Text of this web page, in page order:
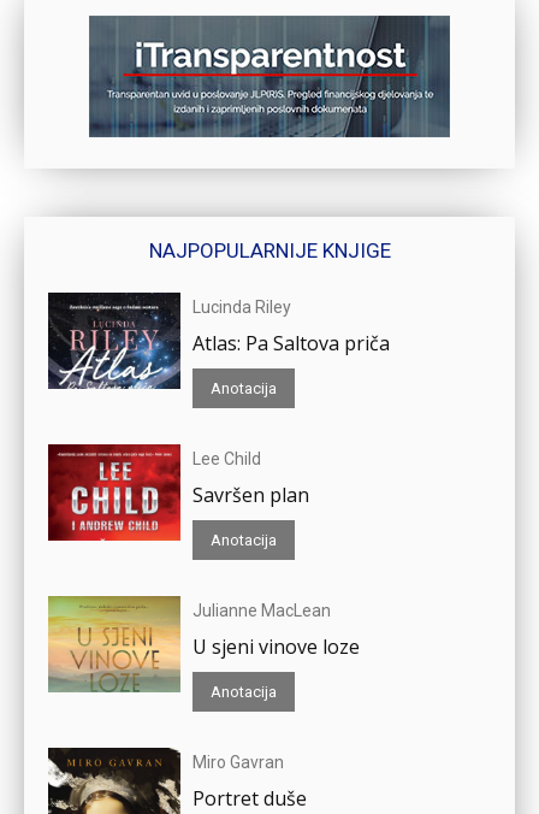
NAJPOPULARNIJE KNJIGE
Lucinda Riley
Atlas: Pa Saltova priča
Anotacija
Lee Child
Savršen plan
Anotacija
Julianne MacLean
U sjeni vinove loze
Anotacija
Miro Gavran
Portret duše